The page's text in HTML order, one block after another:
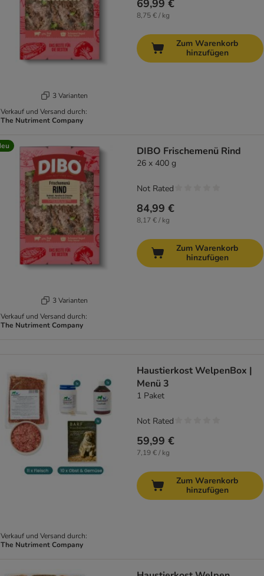
3 Varianten
Verkauf und Versand durch:
The Nutriment Company
69,99 €
8,75 € / kg
Zum Warenkorb
hinzufügen
3 Varianten
Verkauf und Versand durch:
The Nutriment Company
DIBO Frischemenü Rind
26 x 400 g
84,99 €
8,17 € / kg
Not Rated
Zum Warenkorb
hinzufügen
Verkauf und Versand durch:
The Nutriment Company
Haustierkost WelpenBox |
Menü 3
1 Paket
59,99 €
7,19 € / kg
Not Rated
Zum Warenkorb
hinzufügen